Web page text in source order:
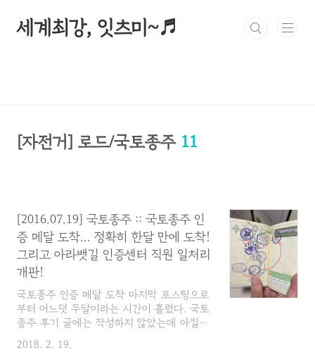
세계최강, 잇츠미~♬
[자전거] 로드/국토종주 11
[2016.07.19] 국토종주 :: 국토종주 인
증 메달 도착... 정확히 한달 만에 도착!
그리고 아라뱃길 인증센터 직원 일처리
개판!
국토종주 인증 메달 도착 마지막 포스팅으로
부터 어느덧 두달이라는 시간이 흘렀다. 국토
종주 후기 글에는 작성하지 않았는데 아킬레
지 못 해서... 어쨌든 국토종주 이후에 6월 19
2018. 2. 19.